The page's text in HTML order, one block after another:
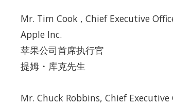
Mr. Tim Cook , Chief Executive
Apple Inc.
苹果公司首席执行官
提姆・库克先生
Mr. Chuck Robbins, Chief Executive